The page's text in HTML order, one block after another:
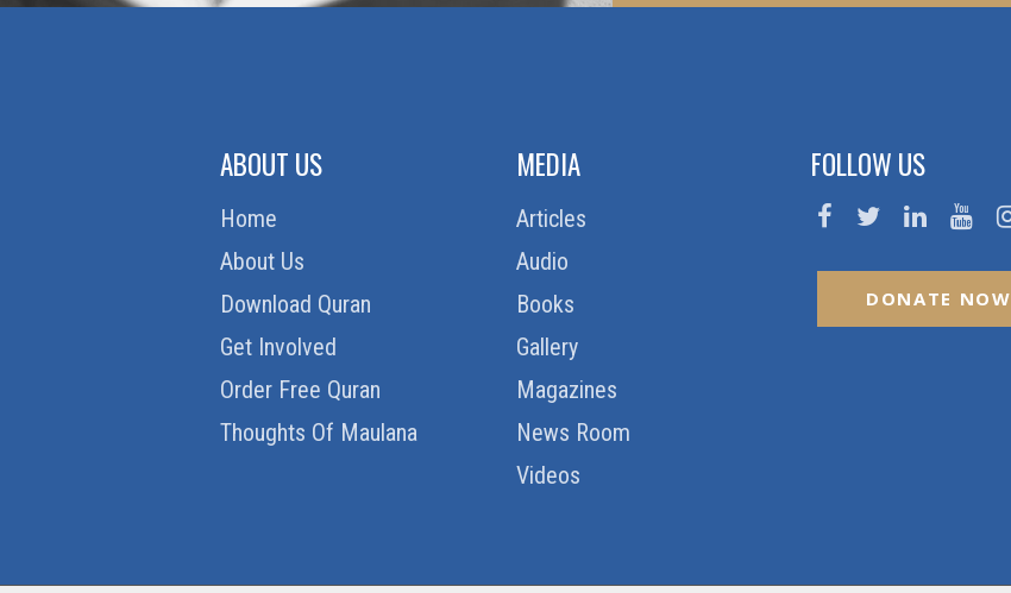
ABOUT US
Home
About Us
Download Quran
Get Involved
Order Free Quran
Thoughts Of Maulana
MEDIA
Articles
Audio
Books
Gallery
Magazines
News Room
Videos
FOLLOW US
DONATE NOW